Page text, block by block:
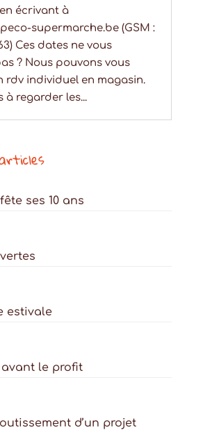
écrivant à
supermarche.be (GSM :
Ces dates ne vous
? Nous pouvons vous
rdv individuel en magasin.
à regarder les...
ses 10 ans
estivale
avant le profit
d’un projet